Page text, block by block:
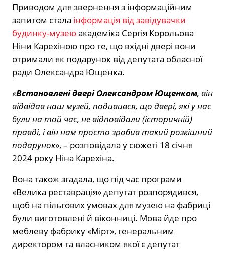
Приводом для звернення з інформаційним
запитом стала інформація від завідувачки
будинку-музеюакадеміка Сергія Корольова
Ніни Карехіною про те, що вхідні двері вони
отримали як подарунок від депутата обласної
ради Олександра Ющенка.
«Встановлені двері Олександром Ющенком, він
відвідав наш музей, подивився, що двері, які у нас
були на той час, не відповідали (історичній)
правді, і він нам просто зробив такий розкішний
подарунок», – розповідала у сюжеті 18 січня
2024 року Ніна Карехіна.
Вона також згадала, що під час програми
«Велика реставрація» депутат розпорядився,
щоб на пільгових умовах для музею на фабриці
були виготовлені й віконниці. Мова йде про
меблеву фабрику «Мірт», генеральним
директором та власником якої є депутат